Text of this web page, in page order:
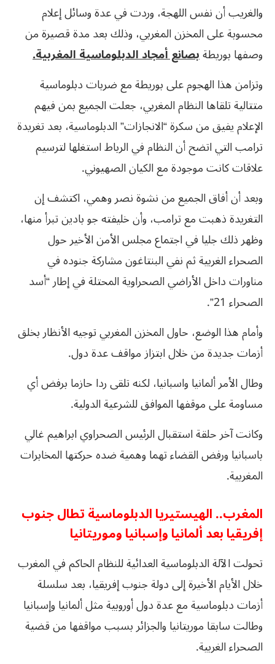
والغريب أن نفس اللهجة، وردت في عدة وسائل إعلام
محسوبة على المخزن المغربي، وذلك بعد مدة قصيرة من
وصفها بوريطةبصانع أمجاد الدبلوماسية المغربية.
وتزامن هذا الهجوم على بوريطة مع ضربات دبلوماسية
متتالية تلقاها النظام المغربي، جعلت الجميع بمن فيهم
الإعلام يفيق من سكرة “الانجازات” الدبلوماسية، بعد تغريدة
ترامب التي اتضح أن النظام في الرباط استغلها لترسيم
علاقات كانت موجودة مع الكيان الصهيوني.
وبعد أن أفاق الجميع من نشوة نصر وهمي، اكتشف إن
التغريدة ذهبت مع ترامب، وأن خليفته جو بادين تبرأ منها،
وظهر ذلك جليا في اجتماع مجلس الأمن الأخير حول
الصحراء الغربية ثم نفي البنتاغون مشاركة جنوده في
مناورات داخل الأراضي الصحراوية المحتلة في إطار “أسد
الصحراء 21”.
وأمام هذا الوضع، حاول المخزن المغربي توجيه الأنظار بخلق
أزمات جديدة من خلال ابتزاز مواقف عدة دول.
وطال الأمر ألمانيا واسبانيا، لكنه تلقى ردا حازما برفض أي
مساومة على موقفها الموافق للشرعية الدولية.
وكانت آخر حلقة استقبال الرئيس الصحراوي ابراهيم غالي
باسبانيا ورفض القضاء تهما وهمية ضده حركتها المخابرات
المغربية.
المغرب.. الهيستيريا الدبلوماسية تطال جنوب
إفريقيا بعد ألمانيا وإسبانيا وموريتانيا
تحولت الآلة الدبلوماسية العدائية للنظام الحاكم في المغرب
خلال الأيام الأخيرة إلى دولة جنوب إفريقيا، بعد سلسلة
أزمات دبلوماسية مع عدة دول أوروبية مثل ألمانيا وإسبانيا
وطالت سابقا موريتانيا والجزائر بسبب مواقفها من قضية
الصحراء الغربية.